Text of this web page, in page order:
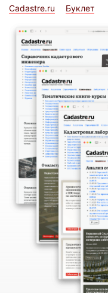
Cadastre.ru
Буклет